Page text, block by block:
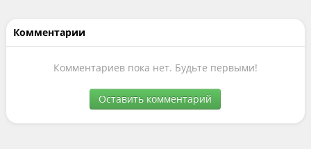
Комментарии
Комментариев пока нет. Будьте первыми!
Оставить комментарий